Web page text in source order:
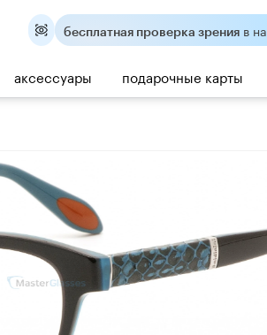
бесплатная проверка зрения в
аксессуары подарочные карты